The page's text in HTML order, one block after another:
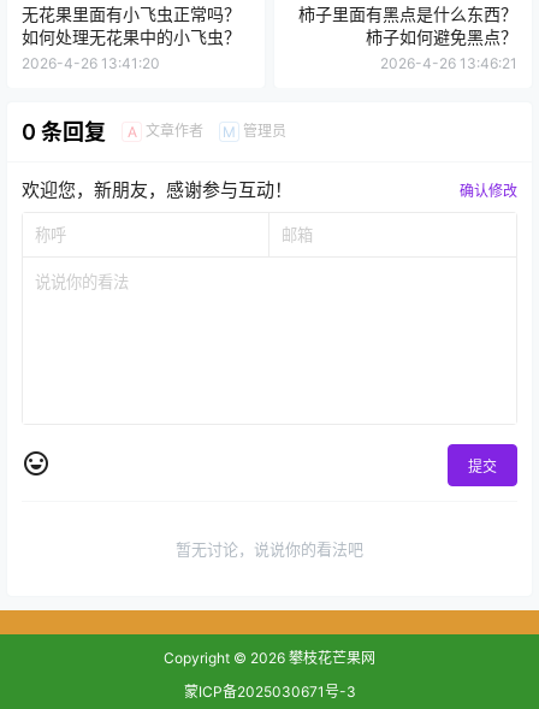
无花果里面有小飞虫正常吗？
如何处理无花果中的小飞虫？
2026-4-26 13:41:20
柿子里面有黑点是什么东西？
柿子如何避免黑点？
2026-4-26 13:46:21
0 条回复 A 文章作者 M 管理员
欢迎您，新朋友，感谢参与互动！ 确认修改
提交
暂无讨论，说说你的看法吧
Copyright © 2026 攀枝花芒果网
蒙ICP备2025030671号-3